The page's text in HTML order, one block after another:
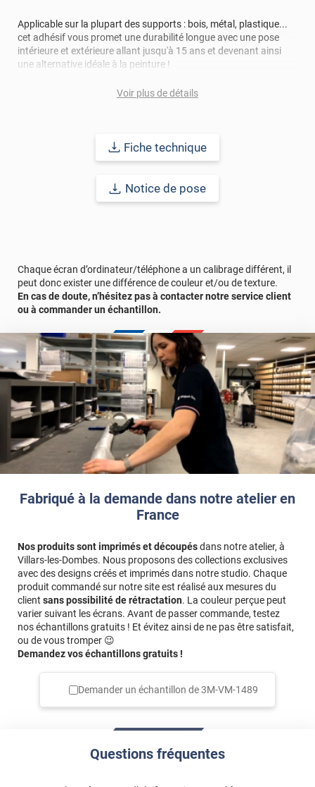
Fabriqué à la demande dans notre atelier en
France
Nos produits sont imprimés et découpésdans notre atelier, à
Villars-les-Dombes. Nous proposons des collections exclusives
avec des designs créés et imprimés dans notre studio. Chaque
produit commandé sur notre site est réalisé aux mesures du
client sans possibilité de rétractation. La couleur perçue peut
varier suivant les écrans. Avant de passer commande, testez
nos échantillons gratuits ! Et évitez ainsi de ne pas être satisfait,
ou de vous tromper 😉
Demandez vos échantillons gratuits !
Demander un échantillon de3M-VM-1489
Questions fréquentes
Applicable sur la plupart des supports : bois, métal, plastique...
cet adhésif vous promet une durabilité longue avec une pose
intérieure et extérieure allant jusqu'à 15 ans et devenant ainsi
une alternative idéale à la peinture !
Voir plus de détails
Fiche technique
Notice de pose
Chaque écran d’ordinateur/téléphone a un calibrage différent, il
peut donc exister une différence de couleur et/ou de texture.
En cas de doute, n’hésitez pas à contacter notre service client
ou à commander un échantillon.